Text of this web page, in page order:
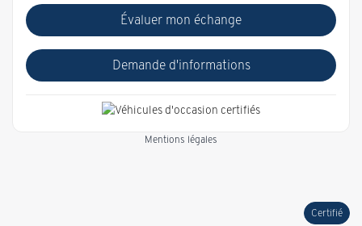
Évaluer mon échange
Demande d'informations
Mentions légales
Certifié